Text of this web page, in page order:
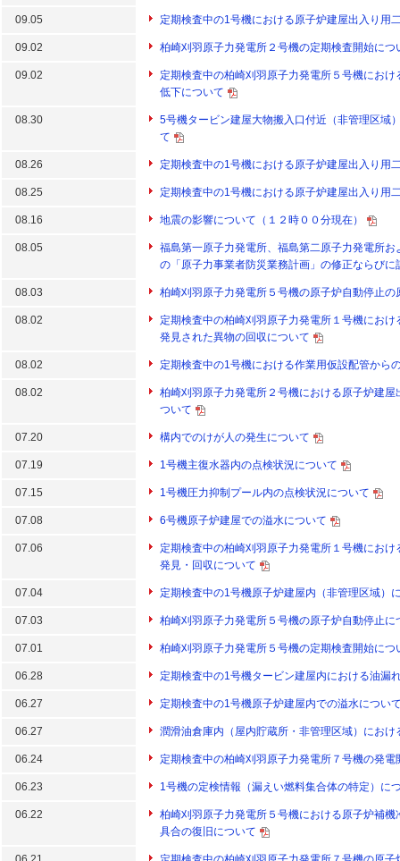
09.05 定期検査中の1号機における原子炉建屋出入り用
09.02 柏崎刈羽原子力発電所２号機の定期検査開始につ
09.02
定期検査中の柏崎刈羽原子力発電所５号機にお
低下について
08.30
5号機タービン建屋大物搬入口付近（非管理区域
て
08.26 定期検査中の1号機における原子炉建屋出入り用
08.25 定期検査中の1号機における原子炉建屋出入り用
08.16 地震の影響について（１２時００分現在）
08.05
福島第一原子力発電所、福島第二原子力発電所
の「原子力事業者防災業務計画」の修正ならびに
08.03 柏崎刈羽原子力発電所５号機の原子炉自動停止の
08.02
定期検査中の柏崎刈羽原子力発電所１号機にお
発見された異物の回収について
08.02 定期検査中の1号機における作業用仮設配管から
08.02
柏崎刈羽原子力発電所２号機における原子炉建
ついて
07.20 構内でのけが人の発生について
07.19 1号機主復水器内の点検状況について
07.15 1号機圧力抑制プール内の点検状況について
07.08 6号機原子炉建屋での溢水について
07.06
定期検査中の柏崎刈羽原子力発電所１号機にお
発見・回収について
07.04 定期検査中の1号機原子炉建屋内（非管理区域）
07.03 柏崎刈羽原子力発電所５号機の原子炉自動停止に
07.01 柏崎刈羽原子力発電所５号機の定期検査開始につ
06.28 定期検査中の1号機タービン建屋内における油漏
06.27 定期検査中の1号機原子炉建屋内での溢水につい
06.27 潤滑油倉庫内（屋内貯蔵所・非管理区域）におけ
06.24 定期検査中の柏崎刈羽原子力発電所７号機の発電
06.23 1号機の定検情報（漏えい燃料集合体の特定）に
06.22
柏崎刈羽原子力発電所５号機における原子炉補
具合の復旧について